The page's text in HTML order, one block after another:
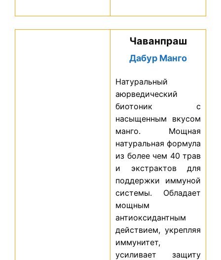
Чаванпраш
Дабур Манго
Натуральный
аюрведический
биотоник с
насыщенным вкусом
манго. Мощная
натуральная формула
из более чем 40 трав
и экстрактов для
поддержки иммуной
системы. Обладает
мощным
антиоксидантным
действием, укрепляя
иммунитет,
усиливает защиту